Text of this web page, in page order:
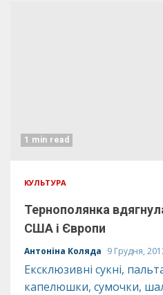
1 min read
КУЛЬТУРА
Тернополянка
США і Європи
Антоніна Коляда 9 Грудня,
Ексклюзивні сукні,
капелюшки, сумочки,